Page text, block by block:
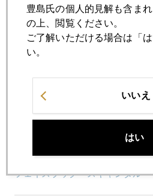
アベノミクス相場終焉か、金急騰
2018年03月23日
2018年03月22日
米利上げ加速は「執行猶予」、
2018年03月20日
フェイスブック・スキャンダル
豊島氏の個人的見解も含ま
の上、閲覧ください。
ご了解いただける場合は「
い。
いいえ
はい